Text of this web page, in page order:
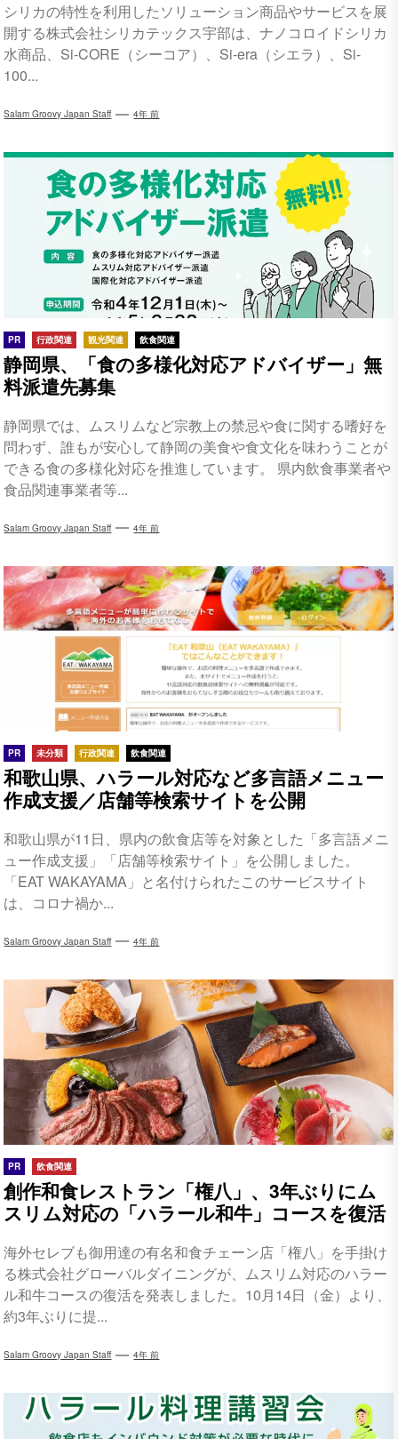
シリカの特性を利用したソリューション商品やサービスを展
開する株式会社シリカテックス宇部は、ナノコロイドシリカ
水商品、Si-CORE（シーコア）、Si-era（シエラ）、Si-
100...
Salam Groovy Japan Staff 4年 前
PR 行政関連 観光関連 飲食関連
静岡県、「食の多様化対応アドバイザー」無
料派遣先募集
静岡県では、ムスリムなど宗教上の禁忌や食に関する嗜好を
問わず、誰もが安心して静岡の美食や食文化を味わうことが
できる食の多様化対応を推進しています。 県内飲食事業者や
食品関連事業者等...
Salam Groovy Japan Staff 4年 前
PR 未分類 行政関連 飲食関連
和歌山県、ハラール対応など多言語メニュー
作成支援／店舗等検索サイトを公開
和歌山県が11日、県内の飲食店等を対象とした「多言語メニ
ュー作成支援」「店舗等検索サイト」を公開しました。
「EAT WAKAYAMA」と名付けられたこのサービスサイト
は、コロナ禍か...
Salam Groovy Japan Staff 4年 前
PR 飲食関連
創作和食レストラン「権八」、3年ぶりにム
スリム対応の「ハラール和牛」コースを復活
海外セレブも御用達の有名和食チェーン店「権八」を手掛け
る株式会社グローバルダイニングが、ムスリム対応のハラー
ル和牛コースの復活を発表しました。10月14日（金）より、
約3年ぶりに提...
Salam Groovy Japan Staff 4年 前